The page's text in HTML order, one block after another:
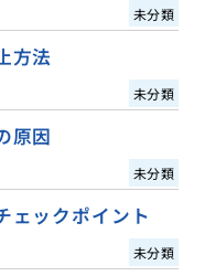
未分類
方法
未分類
原因
未分類
ェックポイント
未分類